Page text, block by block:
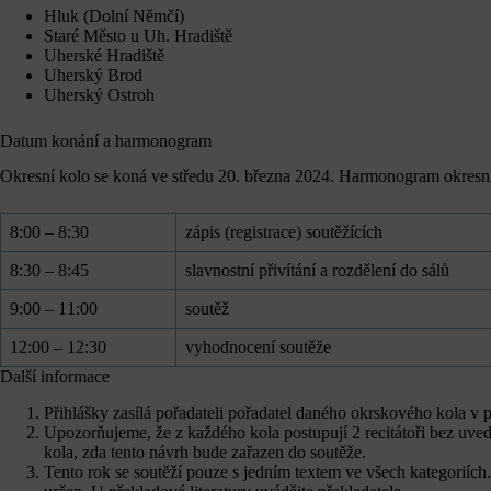
Hluk (Dolní Němčí)
Staré Město u Uh. Hradiště
Uherské Hradiště
Uherský Brod
Uherský Ostroh
Datum konání a harmonogram
Okresní kolo se koná ve středu 20. března 2024. Harmonogram
8:00 – 8:30 zápis (registrace) soutěžících
8:30 – 8:45 slavnostní přivítání a rozdělení do sálů
9:00 – 11:00 soutěž
12:00 – 12:30
vyhodnocení soutěže
Další informace
Přihlášky zasílá pořadateli pořadatel daného okrskového kola
Upozorňujeme, že z každého kola postupují 2 recitátoři bez
kola, zda tento návrh bude zařazen do soutěže.
Tento rok se soutěží pouze s jedním textem ve všech